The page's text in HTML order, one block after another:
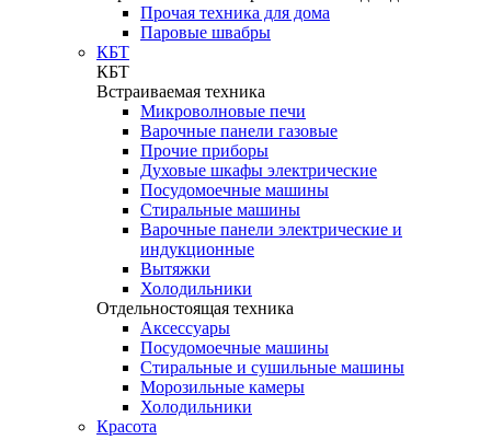
Прочая техника для дома
Паровые швабры
КБТ
КБТ
Встраиваемая техника
Микроволновые печи
Варочные панели газовые
Прочие приборы
Духовые шкафы электрические
Посудомоечные машины
Стиральные машины
Варочные панели электрические и
индукционные
Вытяжки
Холодильники
Отдельностоящая техника
Аксессуары
Посудомоечные машины
Стиральные и сушильные машины
Морозильные камеры
Холодильники
Красота